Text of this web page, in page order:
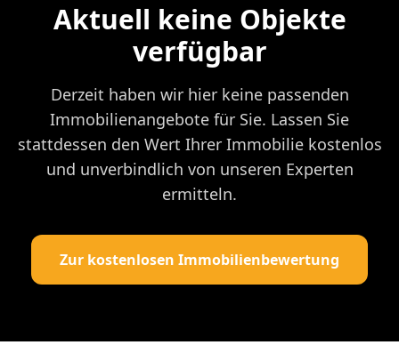
Aktuell keine Objekte
verfügbar
Derzeit haben wir hier keine passenden
Immobilienangebote für Sie. Lassen Sie
stattdessen den Wert Ihrer Immobilie kostenlos
und unverbindlich von unseren Experten
ermitteln.
Zur kostenlosen Immobilienbewertung